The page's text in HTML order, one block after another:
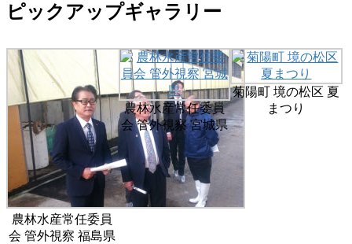
ピックアップギャラリー
農林水産常任委員
会 管外視察 福島県
農林水産常任委員
会 管外視察 宮城県
菊陽町 境の松区 夏
まつり